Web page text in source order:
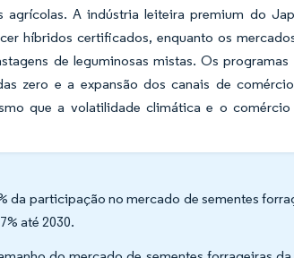
agrícolas. A indústria leiteira premium do
híbridos certificados, enquanto os
de leguminosas mistas. Os programas
zero e a expansão dos canais de
que a volatilidade climática e o
da participação no mercado de sementes
até 2030.